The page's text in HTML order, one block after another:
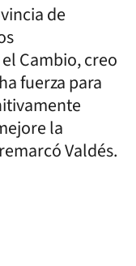
de
Cambio, creo
fuerza para
la
remarcó Valdés.